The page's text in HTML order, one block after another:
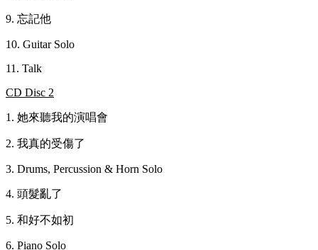
9. 忘記他
10. Guitar Solo
11. Talk
CD Disc 2
1. 她來聽我的演唱會
2. 我真的受傷了
3. Drums, Percussion & Horn Solo
4. 頭髮亂了
5. 和好不如初
6. Piano Solo